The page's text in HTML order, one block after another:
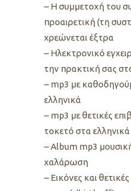
– Η συμμετοχή του
προαιρετική (τη
χρεώνεται έξτρα
– Ηλεκτρονικό
την πρακτική σας
– mp3 με
ελληνικά
– mp3 με θετικές
τοκετό στα ελληνικά
– Album mp3
χαλάρωση
– Εικόνες και